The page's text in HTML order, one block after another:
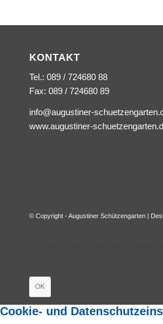
KONTAKT
Tel.: 089 / 724680 88
Fax: 089 / 724680 89
info@augustiner-
www.augustiner-
© Copyright - Augustiner Schützengarten |
OK
Cookie- und